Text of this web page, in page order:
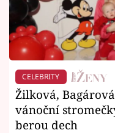
CELEBRITY
Žilková,
vánoční
berou dech